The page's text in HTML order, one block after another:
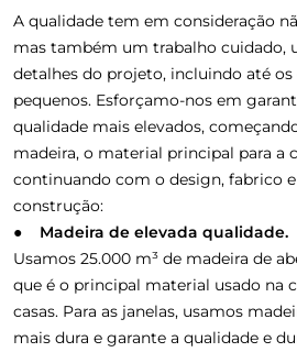
A qualidade tem em consideração
mas também um trabalho cuidado,
detalhes do projeto, incluindo até
pequenos. Esforçamo-nos em
qualidade mais elevados,
madeira, o material principal para a
continuando com o design, fabrico
construção:
● Madeira de elevada qualidade.
Usamos 25.000 m³ de madeira de
que é o principal material usado na
casas. Para as janelas, usamos
mais dura e garante a qualidade e